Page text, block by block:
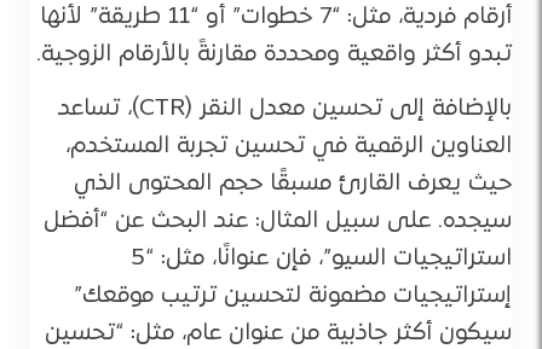
أرقام فردية، مثل: “7 خطوات” أو “11 طريقة” لأنها
تبدو أكثر واقعية ومحددة مقارنةً بالأرقام الزوجية.
بالإضافة إلى تحسين معدل النقر (CTR)، تساعد
العناوين الرقمية في تحسين تجربة المستخدم،
حيث يعرف القارئ مسبقًا حجم المحتوى الذي
سيجده. على سبيل المثال: عند البحث عن “أفضل
استراتيجيات السيو”، فإن عنوانًا، مثل: “5
إستراتيجيات مضمونة لتحسين ترتيب موقعك”
سيكون أكثر جاذبية من عنوان عام، مثل: “تحسين